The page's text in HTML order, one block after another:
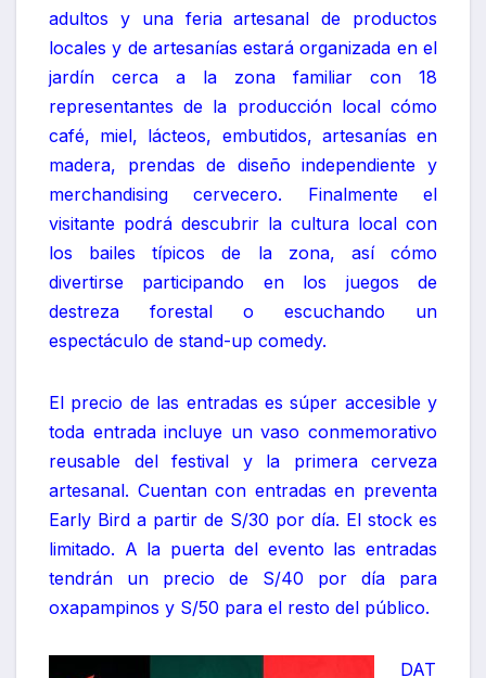
adultos y una feria artesanal de productos
locales y de artesanías estará organizada en el
jardín cerca a la zona familiar con 18
representantes de la producción local cómo
café, miel, lácteos, embutidos, artesanías en
madera, prendas de diseño independiente y
merchandising cervecero. Finalmente el
visitante podrá descubrir la cultura local con
los bailes típicos de la zona, así cómo
divertirse participando en los juegos de
destreza forestal o escuchando un
espectáculo de stand-up comedy.
El precio de las entradas es súper accesible y
toda entrada incluye un vaso conmemorativo
reusable del festival y la primera cerveza
artesanal. Cuentan con entradas en preventa
Early Bird a partir de S/30 por día. El stock es
limitado. A la puerta del evento las entradas
tendrán un precio de S/40 por día para
oxapampinos y S/50 para el resto del público.
DAT